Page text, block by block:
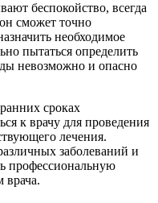
беспокойство, всегда
он сможет точно
необходимое
пытаться определить
невозможно и опасно
сроках
к врачу для проведения
лечения.
заболеваний и
профессиональную
врача.